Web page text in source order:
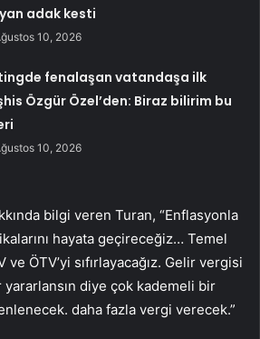
adak kesti
10, 2026
fenalaşan vatandaşa ilk
Özgür Özel’den: Biraz bilirim bu
10, 2026
bilgi veren Turan, “Enflasyonla
hayata geçireceğiz… Temel
ÖTV’yi sıfırlayacağız. Gelir vergisi
diye çok kademeli bir
daha fazla vergi verecek.”